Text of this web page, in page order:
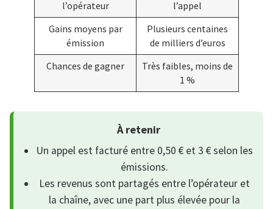
l’opérateur
l’appel
Gains moyens par
émission
Plusieurs centaines
de milliers d’euros
Chances de gagner
Très faibles, moins de
1 %
À retenir
Un appel est facturé entre 0,50 € et 3 € selon les
émissions.
Les revenus sont partagés entre l’opérateur et
la chaîne, avec une part plus élevée pour la